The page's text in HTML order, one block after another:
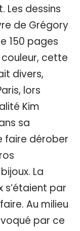
Les dessins
de Grégory
150 pages
cette
divers,
lors
Kim
sa
faire dérober
La
s’étaient par
Au milieu
par ce